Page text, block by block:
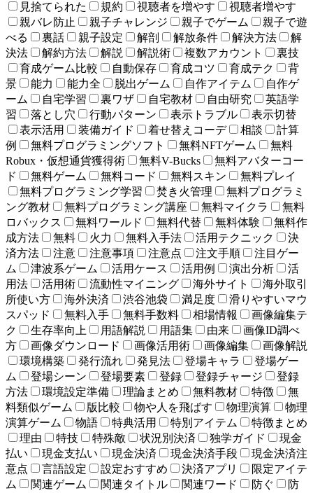
見捨てられた
規約 視聴者を増やす
視聴者増やす
親バレ防止
親子チャレンジ 親子でゲーム
親子で遊
べる
裏話 親子設定 解剖 解放条件 解決方法
解
決法
解約方法 解説 解説術 複数アカウント
裏技
育成ゲーム比較
自動保存 育成コツ 育成テク
背
景
能力 能力全 脱出ゲーム 自作アイテム
自作ゲ
ーム
自宅学習 裏ワザ 自宅教材 自由研究
英語学
習
落とし穴 行動パターン 表示トラブル
表示切替
表示活用
装備ガイド 着せ替えコーデ 相談
計算
例
無料プログラミングソフト 無料NFTゲーム
無料
Robux・仮想通貨獲得術
無料V-Bucks
無料アバターコー
ド
無料ゲーム 無料コード 無料スキン
無料プレイ
無料プログラミング学習
焚き火管理
無料プログラミ
ング教材
無料プログラミング講座 無料マイクラ
無料
ロバックス
無料ワールド 無料代替 無料体験
無料作
成方法
無料 火力 無料入手法 活用テクニック
決
済方法
注意 注意事項 注意点 注文手順
注目ゲー
ム
津波系ゲーム 活用ケース 活用例 演出分析
活
用法
活用術 流動性マイニング 海外サイト
海外取引
所使い方
海外決済 渋谷池袋 満足度
滑りやすいマウ
スパッド
無料入手 無料手数料 相場情報
画像編集テ
ク
生存率向上 用語解説 用語集 由来
画像ID調べ
方
画像ダウンロード 画像活用術 画像編集
画像解説
環境構築
発行流れ 発見法 登場キャラ
登場ゲー
ム
登場シーン 登場要素 登録 登録チャージ
登録
方法
環境設定準備 理論まとめ 無料教材 特徴
無
料類似ゲーム
版比較 物や人を飛ばす 物理演算
物理
演算ゲーム
物語 特典活用 特別アイテム
特徴まとめ
理由
特技 特殊敵 状況別決済 独学ガイド
現金
払い
現金支払い 現金決済 現金決済手段
現金決済注
意点
言語設定 設定おすすめ 決済アプリ
限定アイテ
ム
関連ゲーム 関連タイトル 関連ワード 防ぐ
防